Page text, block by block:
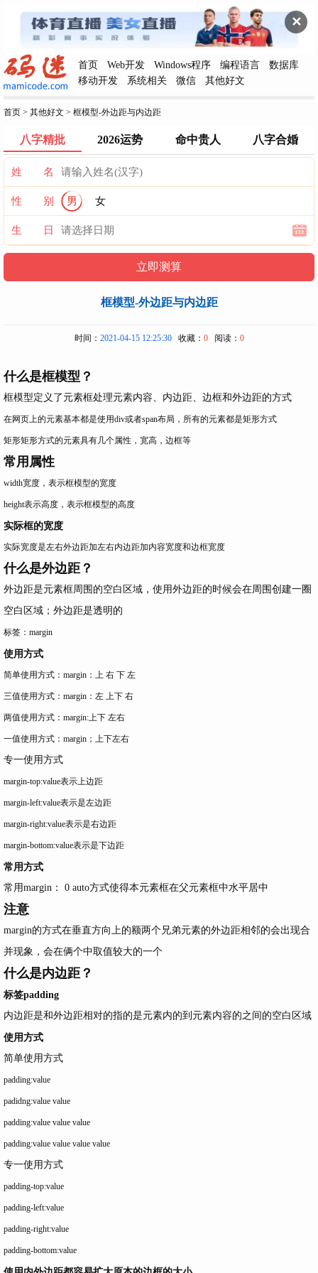
✕
首页 Web开发 Windows程序 编程语言
数据库
移动开发
系统相关 微信 其他好文
首页 > 其他好文 > 框模型-外边距与内边距
八字精批 2026运势 命中贵人 八字合婚
姓 名
性 别 男 女
生 日
框模型-外边距与内边距
时间： 2021-04-15 12:25:30收藏： 0阅读： 0
什么是框模型？
框模型定义了元素框处理元素内容、内边距、边框和外边距的方式
在网页上的元素基本都是使用div或者span布局，所有的元素都是矩形方式
矩形矩形方式的元素具有几个属性，宽高，边框等
常用属性
width宽度，表示框模型的宽度
height表示高度，表示框模型的高度
实际框的宽度
实际宽度是左右外边距加左右内边距加内容宽度和边框宽度
什么是外边距？
外边距是元素框周围的空白区域，使用外边距的时候会在周围创建一圈
空白区域；外边距是透明的
标签：margin
使用方式
简单使用方式：margin：上 右 下 左
三值使用方式：margin：左 上下 右
两值使用方式：margin:上下 左右
一值使用方式：margin；上下左右
专一使用方式
margin-top:value表示上边距
margin-left:value表示是左边距
margin-right:value表示是右边距
margin-bottom:value表示是下边距
常用方式
常用margin： 0 auto方式使得本元素框在父元素框中水平居中
注意
margin的方式在垂直方向上的额两个兄弟元素的外边距相邻的会出现合
并现象，会在俩个中取值较大的一个
什么是内边距？
标签padding
内边距是和外边距相对的指的是元素内的到元素内容的之间的空白区域
使用方式
简单使用方式
padding:value
padidng:value value
padding:value value value
padding:value value value value
专一使用方式
padding-top:value
padding-left:value
padding-right:value
padding-bottom:value